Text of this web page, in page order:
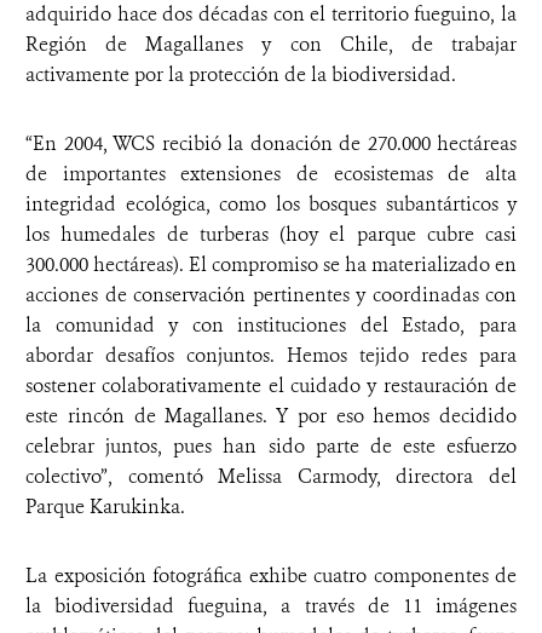
adquirido hace dos décadas con el territorio fueguino, la
Región de Magallanes y con Chile, de trabajar
activamente por la protección de la biodiversidad.
“En 2004, WCS recibió la donación de 270.000 hectáreas
de importantes extensiones de ecosistemas de alta
integridad ecológica, como los bosques subantárticos y
los humedales de turberas (hoy el parque cubre casi
300.000 hectáreas). El compromiso se ha materializado en
acciones de conservación pertinentes y coordinadas con
la comunidad y con instituciones del Estado, para
abordar desafíos conjuntos. Hemos tejido redes para
sostener colaborativamente el cuidado y restauración de
este rincón de Magallanes. Y por eso hemos decidido
celebrar juntos, pues han sido parte de este esfuerzo
colectivo”, comentó Melissa Carmody, directora del
Parque Karukinka.
La exposición fotográfica exhibe cuatro componentes de
la biodiversidad fueguina, a través de 11 imágenes